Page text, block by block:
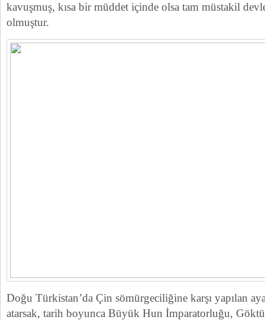
kavuşmuş, kısa bir müddet içinde olsa tam müstakil
olmuştur.
Doğu Türkistan’da Çin sömürgeciliğine karşı yapılan
atarsak, tarih boyunca Büyük Hun İmparatorluğu,